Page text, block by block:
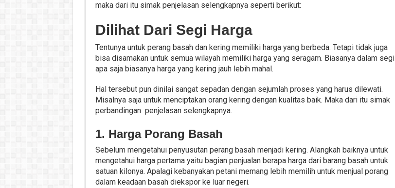
maka dari itu simak penjelasan selengkapnya seperti berikut:
Dilihat Dari Segi Harga
Tentunya untuk perang basah dan kering memiliki harga yang berbeda. Tetapi tidak juga
bisa disamakan untuk semua wilayah memiliki harga yang seragam. Biasanya dalam segi
apa saja biasanya harga yang kering jauh lebih mahal.
Hal tersebut pun dinilai sangat sepadan dengan sejumlah proses yang harus dilewati.
Misalnya saja untuk menciptakan orang kering dengan kualitas baik. Maka dari itu simak
perbandingan penjelasan selengkapnya.
1. Harga Porang Basah
Sebelum mengetahui penyusutan perang basah menjadi kering. Alangkah baiknya untuk
mengetahui harga pertama yaitu bagian penjualan berapa harga dari barang basah untuk
satuan kilonya. Apalagi kebanyakan petani memang lebih memilih untuk menjual porang
dalam keadaan basah diekspor ke luar negeri.